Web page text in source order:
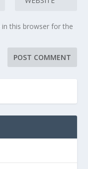
in this browser for the